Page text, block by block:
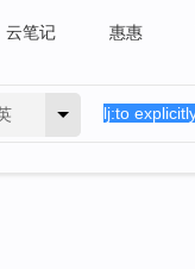
云笔记 惠惠